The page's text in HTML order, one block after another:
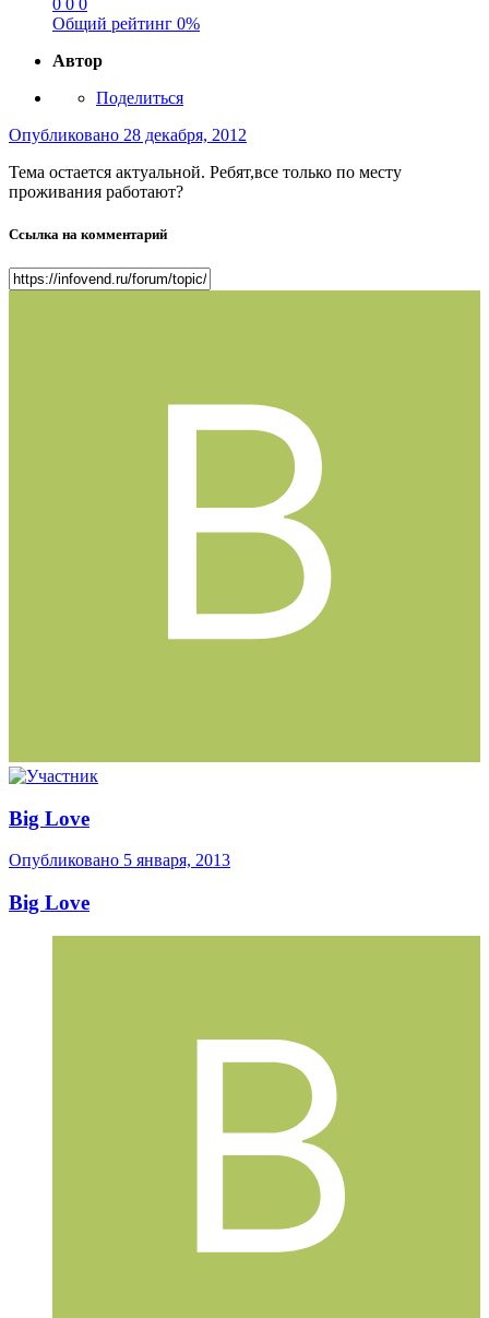
Общий рейтинг 0%
Автор
Поделиться
Опубликовано 28 декабря, 2012
Тема остается актуальной. Ребят,все только по месту
проживания работают?
Ссылка на комментарий
Big Love
Опубликовано 5 января, 2013
Big Love